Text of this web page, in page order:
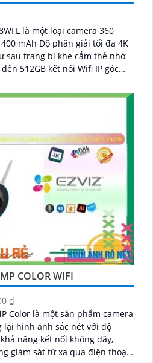
là một loại camera 360
mAh Độ phân giải tối đa 4K
sau trang bị khe cắm thẻ nhớ
512GB kết nối Wifi IP góc
COLOR WIFI
₫
Color là một sản phẩm camera
lại hình ảnh sắc nét với độ
giám sát từ xa qua điện thoại